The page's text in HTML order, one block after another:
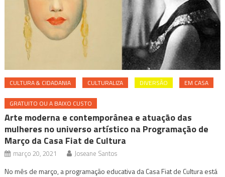
CULTURA & CIDADANIA CULTURALIZA DIVERSÃO EM CASA
GRATUITO OU A BAIXO CUSTO
Arte moderna e contemporânea e atuação das
mulheres no universo artístico na Programação de
Março da Casa Fiat de Cultura
março 20, 2021 Joseane Santos
No mês de março, a programação educativa da Casa Fiat de Cultura está